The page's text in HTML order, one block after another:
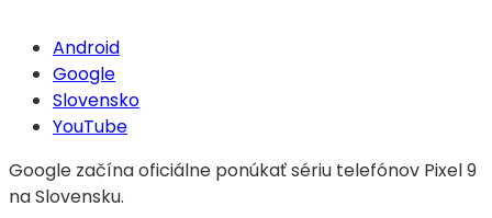
Android
Google
Slovensko
YouTube
Google začína oficiálne ponúkať sériu telefónov Pixel 9
na Slovensku.